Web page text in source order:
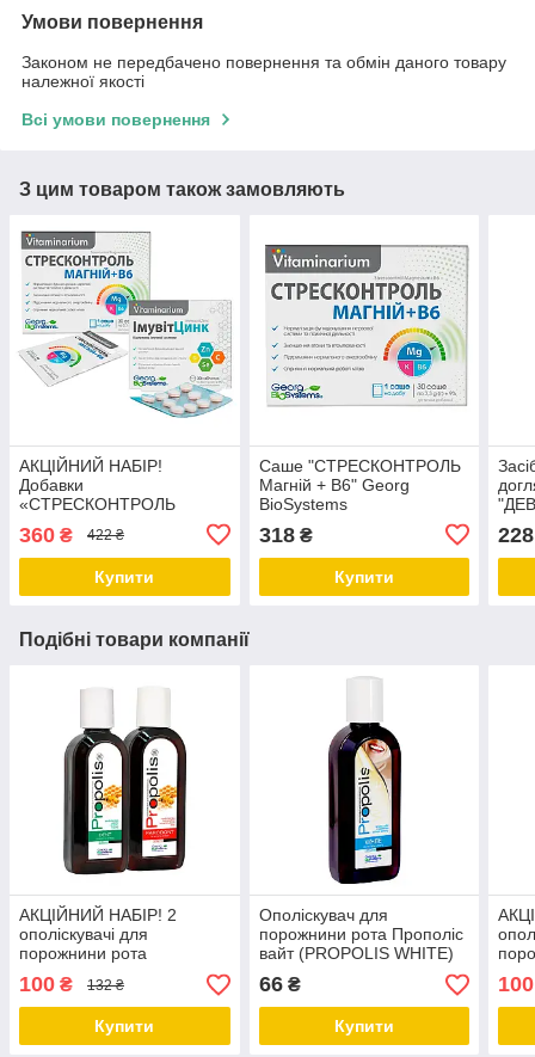
Умови повернення
Законом не передбачено повернення та обмін даного товару
належної якості
Всі умови повернення
З цим товаром також замовляють
АКЦІЙНИЙ НАБІР!
Добавки
«СТРЕСКОНТРОЛЬ
«ІМУВІТЦИНК» Georg
BioSystems
360 ₴ 422 ₴
Купити
Саше "СТРЕСКОНТРОЛЬ
Магній + В6" Georg
BioSystems
318₴
Купити
228
Подібні товари компанії
АКЦІЙНИЙ НАБІР! 2
ополіскувачі для
порожнини рота
«Прополіс Дент» +
«Прополіс Пародонт» за
ЗНИЖЕНОЮ ЦІНОЮ
100 ₴ 132 ₴
Купити
Ополіскувач для
порожнини рота Прополіс
вайт (PROPOLIS WHITЕ)
Georg BioSystems
66₴
Купити
100